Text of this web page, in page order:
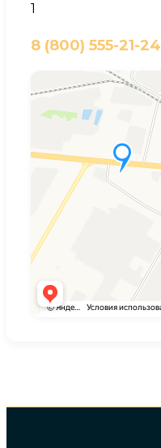
1
8 (800) 555-21-24